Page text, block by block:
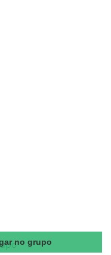
no grupo